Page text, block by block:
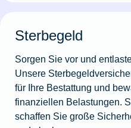
Sterbegeld
Sorgen Sie vor und
Unsere
für Ihre Bestattung und
finanziellen Belastungen.
schaffen Sie große